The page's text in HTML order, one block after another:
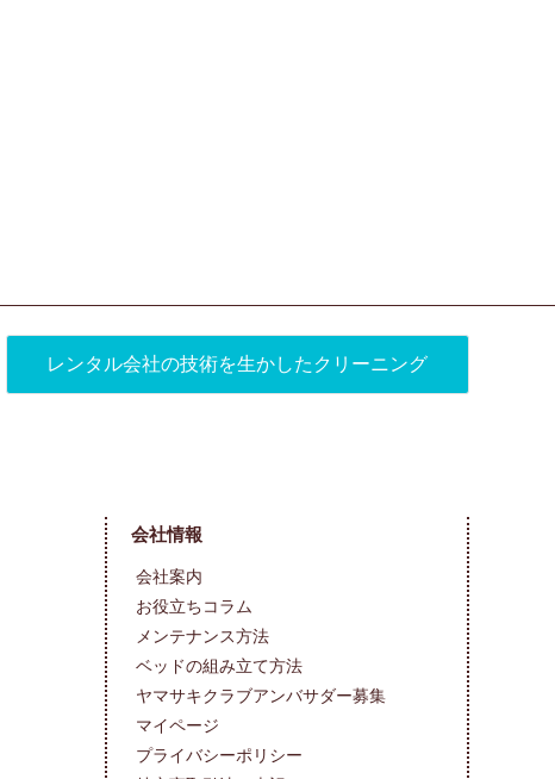
レンタル会社の技術を生かしたクリーニング
会社情報
会社案内
お役立ちコラム
メンテナンス方法
ベッドの組み立て方法
ヤマサキクラブアンバサダー募集
マイページ
プライバシーポリシー